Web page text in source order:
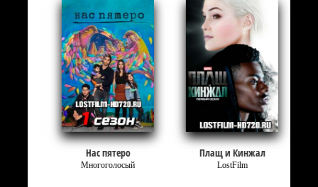
Нас пятеро
Многоголосый
Плащ и Кинжал
LostFilm